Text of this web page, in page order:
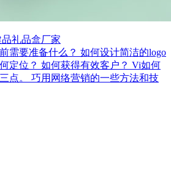
礼品盒厂家
需要准备什么？ 如何设计简洁的logo
定位？ 如何获得有效客户？ Vi如何
点。 巧用网络营销的一些方法和技